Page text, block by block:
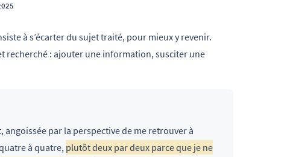
à s’écarter du sujet traité, pour mieux y revenir.
recherché : ajouter une information, susciter une
par la perspective de me retrouver à
à quatre, plutôt deux par deux parce que je ne